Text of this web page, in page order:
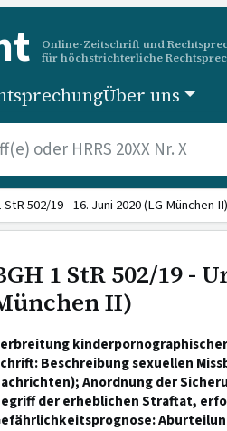
Online-Zeitschrift und
für höchstrichterliche
Über uns
StR 502/19 - 16. Juni 2020 (LG München
1 StR 502/19 -
II)
Beschreibung sexuellen
Anordnung der
der erheblichen Straftat,